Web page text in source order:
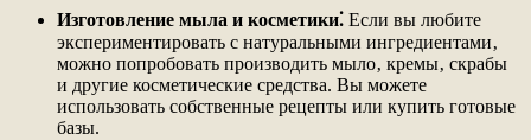
Изготовление мыла и косметики⁚ Если вы любите
экспериментировать с натуральными ингредиентами‚
можно попробовать производить мыло‚ кремы‚ скрабы
и другие косметические средства. Вы можете
использовать собственные рецепты или купить готовые
базы.